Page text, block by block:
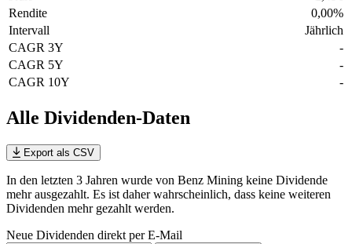
Rendite
0,00%
Intervall
Jährlich
CAGR 3Y
-
CAGR 5Y
-
CAGR 10Y
-
Alle Dividenden-Daten
Export als CSV
In den letzten 3 Jahren wurde von Benz Mining keine Dividende
mehr ausgezahlt. Es ist daher wahrscheinlich, dass keine weiteren
Dividenden mehr gezahlt werden.
Neue Dividenden direkt per E-Mail